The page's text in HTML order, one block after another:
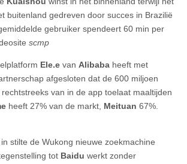
buitenland gedreven door succes in Brazilië
gebruiker spendeert 60 min per
scmp
Ele.e van Alibaba heeft met
afgesloten dat de 600 miljoen
van in de app toelaat maaltijden
heeft 27% van de markt, Meituan 67%.
stilte de Wukong nieuwe zoekmachine
tot Baidu werkt zonder